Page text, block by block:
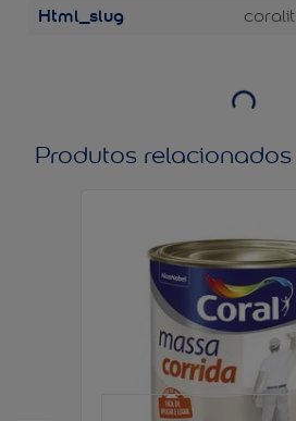
Html_slug coralit
Produtos relacionados